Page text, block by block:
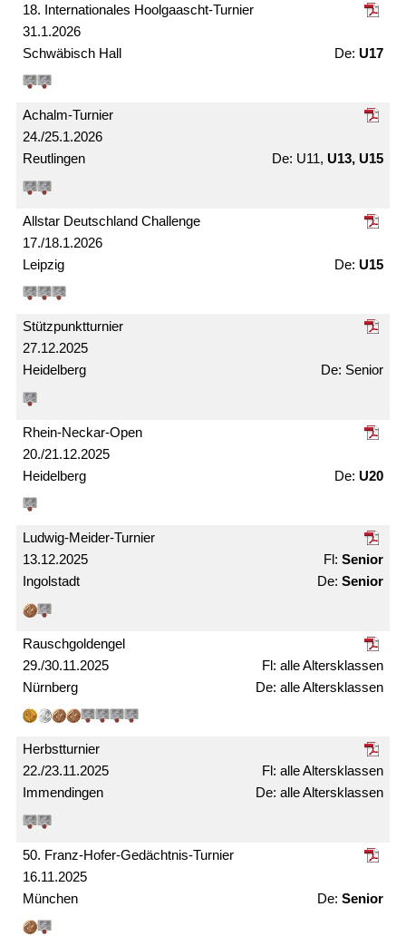
31.1.2026
18. Internationales Hoolgaascht-Turnier
Schwäbisch Hall U17
24./25.1.2026
Achalm-Turnier
Reutlingen U11, U13, U15
17./18.1.2026
Allstar Deutschland Challenge
Leipzig U15
27.12.2025
Stützpunkt­turnier
Heidelberg Senior
20./21.12.2025
Rhein-Neckar-Open
Heidelberg U20
13.12.2025
Ludwig-Meider-Turnier
Ingolstadt
Senior
Senior
29./30.11.2025
Rausch­gold­engel
Nürnberg
alle Alters­klassen
alle Alters­­klassen
22./23.11.2025
Herbst­turnier
Immendingen
alle Alters­klassen
alle Alters­klassen
16.11.2025
50. Franz-Hofer-Gedächtnis-Turnier
München Senior